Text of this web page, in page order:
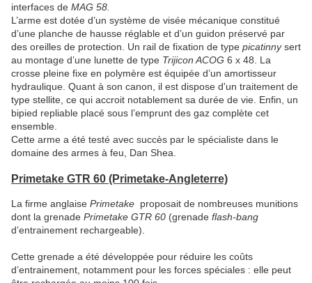
interfaces de MAG 58.
L’arme est dotée d’un système de visée mécanique constitué
d’une planche de hausse réglable et d’un guidon préservé par
des oreilles de protection. Un rail de fixation de type picatinnysert
au montage d’une lunette de type Trijicon ACOG 6 x 48. La
crosse pleine fixe en polymère est équipée d’un amortisseur
hydraulique. Quant à son canon, il est dispose d'un traitement de
type stellite, ce qui accroit notablement sa durée de vie. Enfin, un
bipied repliable placé sous l’emprunt des gaz complète cet
ensemble.
Cette arme a été testé avec succès par le spécialiste dans le
domaine des armes à feu, Dan Shea.
Primetake GTR 60 (Primetake-Angleterre)
La firme anglaise Primetake proposait de nombreuses munitions
dont la grenade Primetake GTR 60 (grenade flash-bang
d’entrainement rechargeable).
Cette grenade a été développée pour réduire les coûts
d’entrainement, notamment pour les forces spéciales : elle peut